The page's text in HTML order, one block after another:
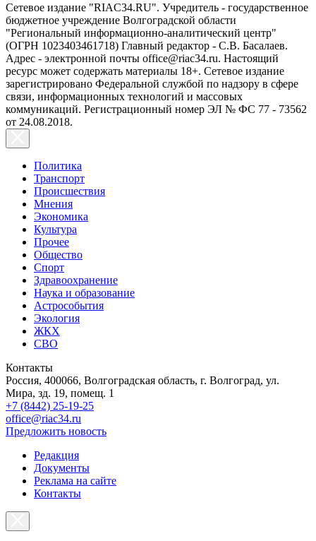
Сетевое издание "RIAC34.RU". Учредитель - государственное
бюджетное учреждение Волгоградской области
"Региональный информационно-аналитический центр"
(ОГРН 1023403461718) Главный редактор - С.В. Басалаев.
Адрес - электронной почты office@riac34.ru. Настоящий
ресурс может содержать материалы 18+. Сетевое издание
зарегистрировано Федеральной службой по надзору в сфере
связи, информационных технологий и массовых
коммуникаций. Регистрационный номер ЭЛ № ФС 77 - 73562
от 24.08.2018.
Политика
Транспорт
Происшествия
Мнения
Экономика
Культура
Прочее
Общество
Спорт
Здравоохранение
Наука и образование
Астрособытия
Экология
ЖКХ
СВО
Контакты
Россия, 400066, Волгоградская область, г. Волгоград, ул.
Мира, зд. 19, помещ. 1
+7 (8442) 25-19-25
office@riac34.ru
Предложить новость
Редакция
Документы
Реклама на сайте
Контакты